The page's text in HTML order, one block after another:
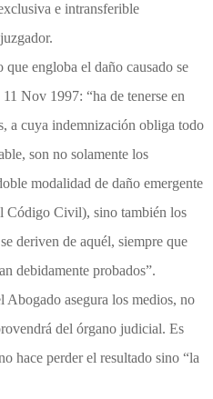
e intransferible
engloba el daño causado se
Nov 1997: “ha de tenerse en
a cuya indemnización obliga todo
son no solamente los
modalidad de daño emergente
Código Civil), sino también los
deriven de aquél, siempre que
debidamente probados”.
Abogado asegura los medios, no
del órgano judicial. Es
hace perder el resultado sino “la